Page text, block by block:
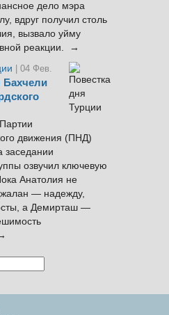
дело мэра
вдруг получил столь
вызвало уйму
реакции. →
| 04 Фев.
Бахчели
движения (ПНД)
заседании
озвучил ключевую
Анатолия не
— надежду,
а Демирташ —